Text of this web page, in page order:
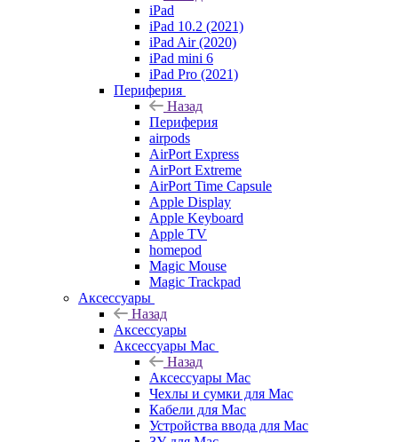
iPad
iPad 10.2 (2021)
iPad Air (2020)
iPad mini 6
iPad Pro (2021)
Периферия
Назад
Периферия
airpods
AirPort Express
AirPort Extreme
AirPort Time Capsule
Apple Display
Apple Keyboard
Apple TV
homepod
Magic Mouse
Magic Trackpad
Аксессуары
Назад
Аксессуары
Аксессуары Mac
Назад
Аксессуары Mac
Чехлы и сумки для Mac
Кабели для Mac
Устройства ввода для Mac